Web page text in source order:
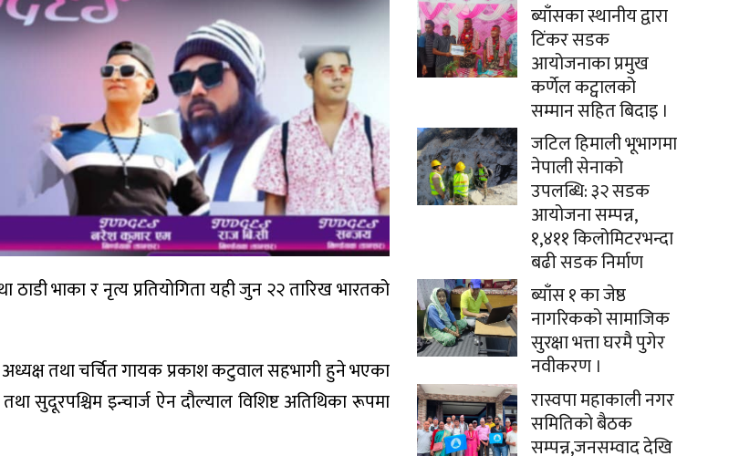
ठाडी भाका र नृत्य प्रतियोगिता यही जुन २२ तारिख भारतको
अध्यक्ष तथा चर्चित गायक प्रकाश कटुवाल सहभागी हुने भएका
सुदूरपश्चिम इन्चार्ज ऐन दौल्याल विशिष्ट अतिथिका रूपमा
ब्याँसका स्थानीय द्वारा
टिंकर सडक
आयोजनाका प्रमुख
कर्णेल कट्वालको
सम्मान सहित बिदाइ ।
जटिल हिमाली भूभागमा
नेपाली सेनाको
उपलब्धि: ३२ सडक
आयोजना सम्पन्न,
१,४११ किलोमिटरभन्दा
बढी सडक निर्माण
ब्याँस १ का जेष्ठ
नागरिकको सामाजिक
सुरक्षा भत्ता घरमै पुगेर
नवीकरण ।
रास्वपा महाकाली नगर
समितिको बैठक
सम्पन्न,जनसम्वाद देखि